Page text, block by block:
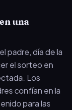
una
padre, día de la
el sorteo en
Los
confían en la
para las